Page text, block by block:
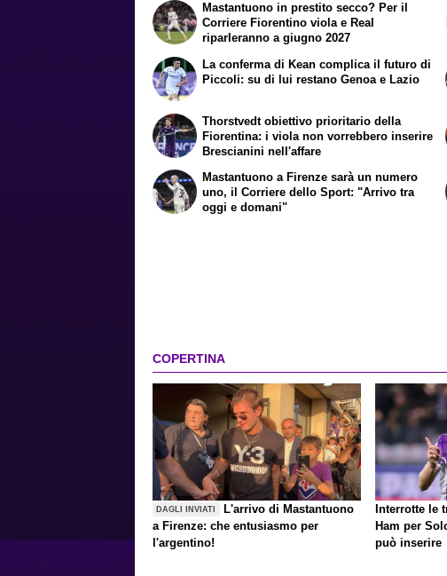
Mastantuono in prestito secco? Per il
Corriere Fiorentino viola e Real
riparleranno a giugno 2027
La conferma di Kean complica il futuro di
Piccoli: su di lui restano Genoa e Lazio
Thorstvedt obiettivo prioritario della
Fiorentina: i viola non vorrebbero inserire
Brescianini nell'affare
Mastantuono a Firenze sarà un numero
uno, il Corriere dello Sport: "Arrivo tra
oggi e domani"
COPERTINA
DAGLI INVIATI
L'arrivo di Mastantuono
a Firenze: che entusiasmo per
l'argentino!
Interrotte le
Ham per
può inserire